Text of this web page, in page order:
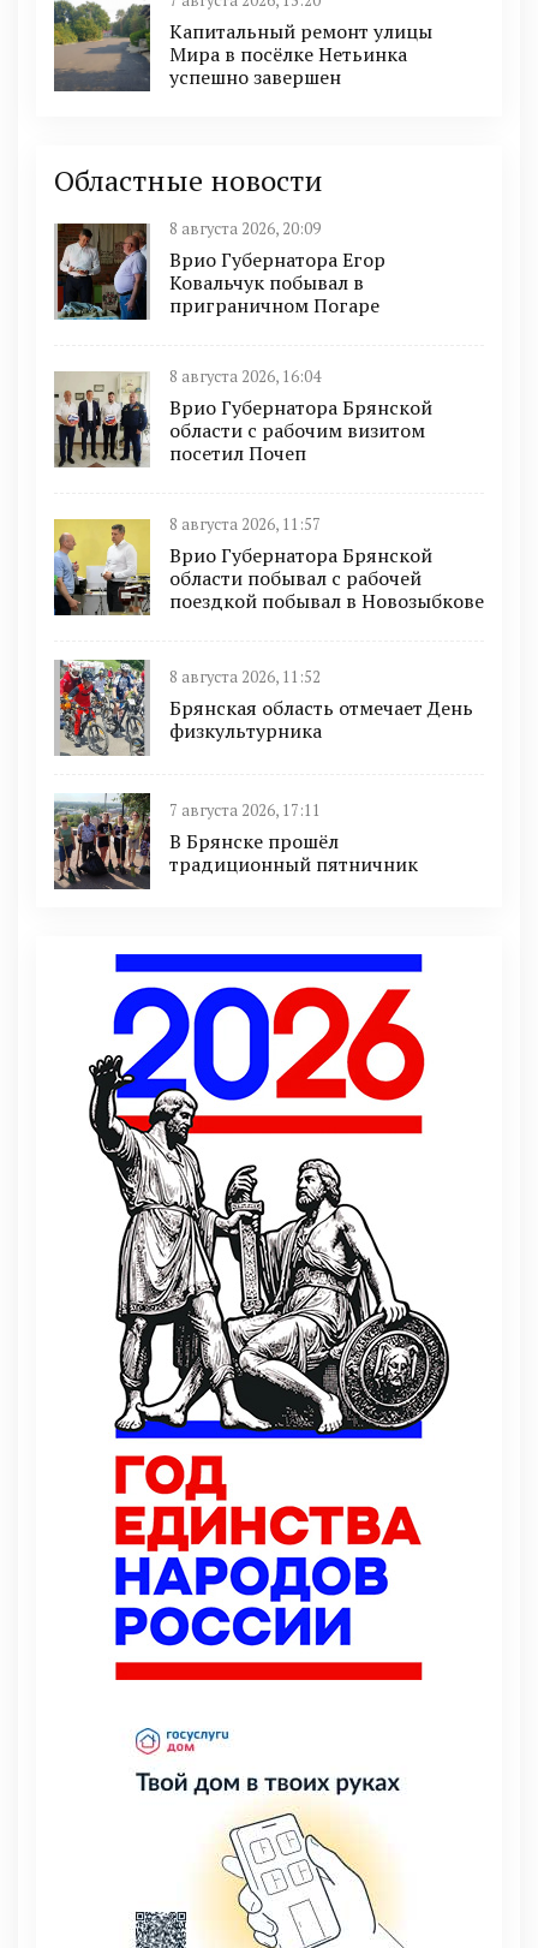
Капитальный ремонт улицы
Мира в посёлке Нетьинка
успешно завершен
Областные новости
8 августа 2026, 20:09
Врио Губернатора Егор
Ковальчук побывал в
приграничном Погаре
8 августа 2026, 16:04
Врио Губернатора Брянской
области с рабочим визитом
посетил Почеп
8 августа 2026, 11:57
Врио Губернатора Брянской
области побывал с рабочей
поездкой побывал в Новозыбкове
8 августа 2026, 11:52
Брянская область отмечает День
физкультурника
7 августа 2026, 17:11
В Брянске прошёл
традиционный пятничник